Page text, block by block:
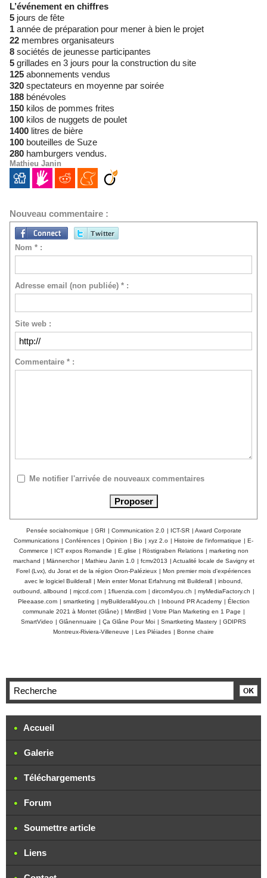
L’événement en chiffres
5 jours de fête
1 année de préparation pour mener à bien le projet
22 membres organisateurs
8 sociétés de jeunesse participantes
5 grillades en 3 jours pour la construction du site
125 abonnements vendus
320 spectateurs en moyenne par soirée
188 bénévoles
150 kilos de pommes frites
100 kilos de nuggets de poulet
1400 litres de bière
100 bouteilles de Suze
280 hamburgers vendus.
Mathieu Janin
Nouveau commentaire :
Nom * :
Adresse email (non publiée) * :
Site web :
Commentaire * :
Me notifier l'arrivée de nouveaux commentaires
Pensée socialnomique | GRI | Communication 2.0 | ICT-SR | Award Corporate
Communications | Conférences | Opinion | Bio | xyz 2.o | Histoire de l'informatique | E-
Commerce | ICT expos Romandie | E.glise | Röstigraben Relations | marketing non
marchand | Männerchor | Mathieu Janin 1.0 | fcmv2013 | Actualité locale de Savigny et
Forel (Lvx), du Jorat et de la région Oron-Palézieux | Mon premier mois d'expériences
avec le logiciel Builderall | Mein erster Monat Erfahrung mit Builderall | inbound,
outbound, allbound | mjccd.com | 1fluenzia.com | dircom4you.ch | myMediaFactory.ch |
Pleeaase.com | smartketing | myBuilderall4you.ch | Inbound PR Academy | Élection
communale 2021 à Montet (Glâne) | MintBird | Votre Plan Marketing en 1 Page |
SmartVideo | Glânennuaire | Ça Glâne Pour Moi | Smartketing Mastery | GDIPRS
Montreux-Riviera-Villeneuve | Les Pléiades | Bonne chaire
Accueil
Galerie
Téléchargements
Forum
Soumettre article
Liens